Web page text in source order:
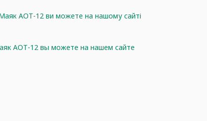
АОТ-12 ви можете на нашому сайті
АОТ-12 вы можете на нашем сайте